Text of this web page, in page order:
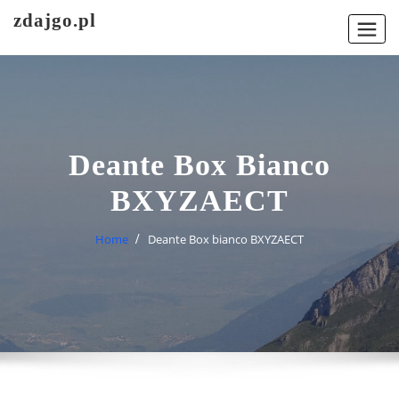
zdajgo.pl
Deante Box Bianco
BXYZAECT
Home Deante Box bianco BXYZAECT